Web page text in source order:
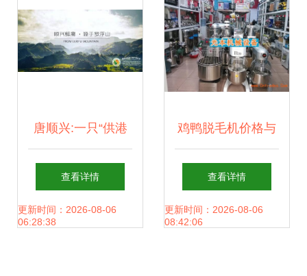
唐顺兴:一只“供港
鸡”的国际化之旅|
广东农产品出口典
查看详情
更新时间：2026-08-06
06:28:38
鸡鸭脱毛机价格与
选购全指南 家禽脱
毛设备的市场行情
查看详情
更新时间：2026-08-06
08:42:06